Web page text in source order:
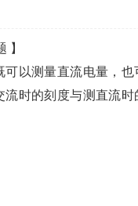
】
可以测量直流电量，也
流时的刻度与测直流时